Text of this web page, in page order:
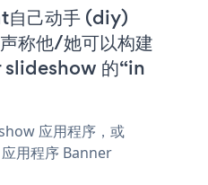
自己动手 (diy)
称他/她可以构建
的“in
应用程序，或
用程序 Banner